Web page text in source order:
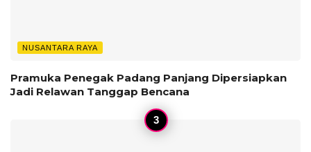
NUSANTARA RAYA
Pramuka Penegak Padang Panjang Dipersiapkan
Jadi Relawan Tanggap Bencana